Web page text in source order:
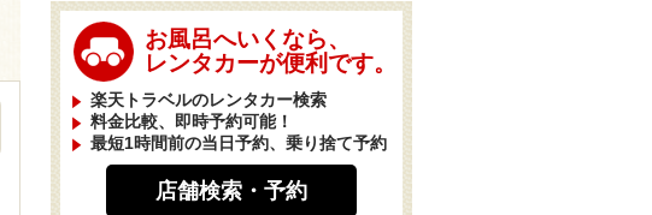
お風呂へいくなら、
レンタカーが便利です。
楽天トラベルのレンタカー検索
料金比較、即時予約可能！
最短1時間前の当日予約、乗り捨て予約
店舗検索・予約